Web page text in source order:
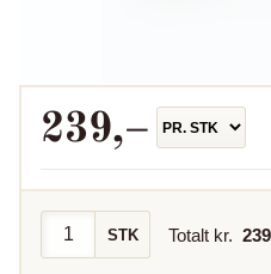
239,–
STK Totalt kr. 239